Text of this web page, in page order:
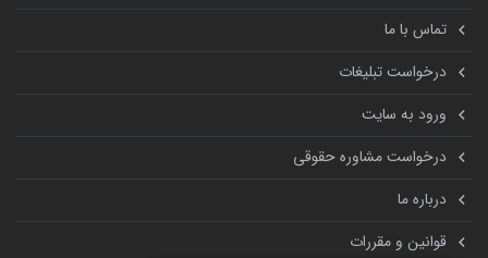
تماس با ما
درخواست تبلیغات
ورود به سایت
درخواست مشاوره حقوقی
درباره ما
قوانین و مقررات